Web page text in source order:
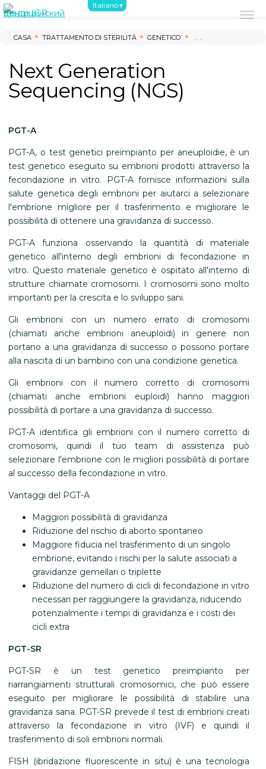
Italiano
Riguardo a noi
CASA TRATTAMENTO DI STERILITÀ GENETICO . . .
Next Generation
Sequencing (NGS)
PGT-A
PGT-A, o test genetici preimpianto per aneuploidie, è un
test genetico eseguito su embrioni prodotti attraverso la
fecondazione in vitro. PGT-A fornisce informazioni sulla
salute genetica degli embrioni per aiutarci a selezionare
l'embrione migliore per il trasferimento e migliorare le
possibilità di ottenere una gravidanza di successo.
PGT-A funziona osservando la quantità di materiale
genetico all'interno degli embrioni di fecondazione in
vitro. Questo materiale genetico è ospitato all'interno di
strutture chiamate cromosomi. I cromosomi sono molto
importanti per la crescita e lo sviluppo sani.
Gli embrioni con un numero errato di cromosomi
(chiamati anche embrioni aneuploidi) in genere non
portano a una gravidanza di successo o possono portare
alla nascita di un bambino con una condizione genetica.
Gli embrioni con il numero corretto di cromosomi
(chiamati anche embrioni euploidi) hanno maggiori
possibilità di portare a una gravidanza di successo.
PGT-A identifica gli embrioni con il numero corretto di
cromosomi, quindi il tuo team di assistenza può
selezionare l'embrione con le migliori possibilità di portare
al successo della fecondazione in vitro.
Vantaggi del PGT-A
Maggiori possibilità di gravidanza
Riduzione del rischio di aborto spontaneo
Maggiore fiducia nel trasferimento di un singolo
embrione, evitando i rischi per la salute associati a
gravidanze gemellari o triplette
Riduzione del numero di cicli di fecondazione in vitro
necessari per raggiungere la gravidanza, riducendo
potenzialmente i tempi di gravidanza e i costi dei
cicli extra
PGT-SR
PGT-SR è un test genetico preimpianto per
riarrangiamenti strutturali cromosomici, che può essere
eseguito per migliorare le possibilità di stabilire una
gravidanza sana. PGT-SR prevede il test di embrioni creati
attraverso la fecondazione in vitro (IVF) e quindi il
trasferimento di soli embrioni normali.
FISH (ibridazione fluorescente in situ) è una tecnologia